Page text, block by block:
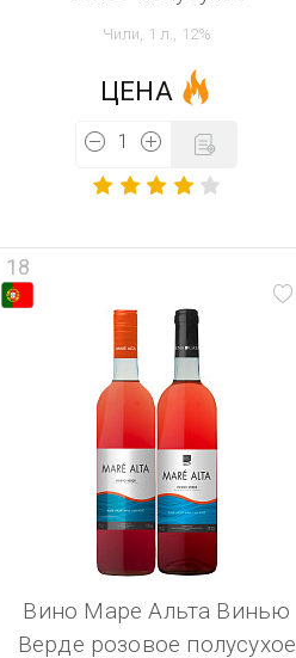
Чили, 1 л., 12%
ЦЕНА
18
Вино Маре Альта Винью
Верде розовое полусухое